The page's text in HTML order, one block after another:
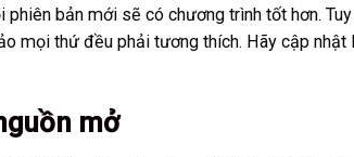
phiên bản mới sẽ có chương trình tốt hơn.
mọi thứ đều phải tương thích. Hãy cập
mở